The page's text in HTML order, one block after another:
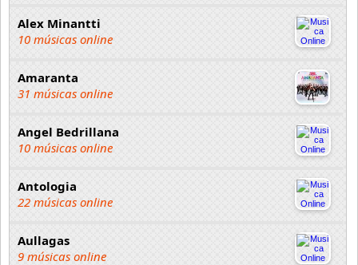
Alex Minantti
10 músicas online
Amaranta
31 músicas online
Angel Bedrillana
10 músicas online
Antologia
22 músicas online
Aullagas
9 músicas online